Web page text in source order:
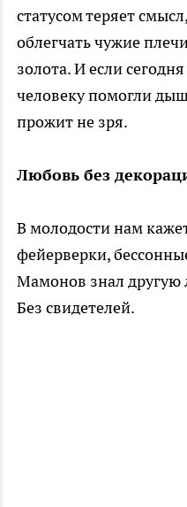
статусом теряет
облегчать чужие
золота. И если
человеку помогли
прожит не зря.
Любовь без
В молодости нам
фейерверки,
Мамонов знал другую
Без свидетелей.